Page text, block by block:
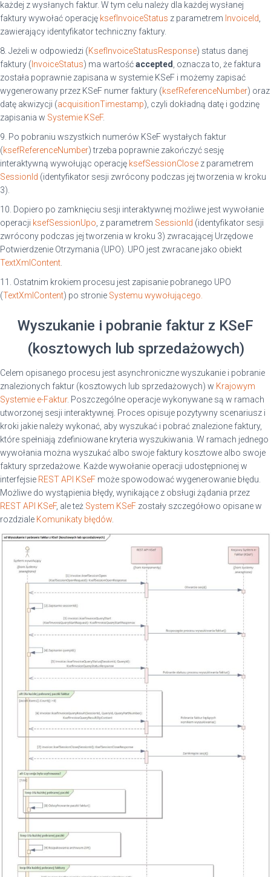
każdej z wysłanych faktur. W tym celu należy dla każdej wysłanej
faktury wywołać operację ksefInvoiceStatus z parametrem InvoiceId
zawierający identyfikator techniczny faktury.
8. Jeżeli w odpowiedzi (KsefInvoiceStatusResponse) status danej
faktury ( InvoiceStatus) ma wartośćaccepted
, oznacza to, że faktura
została poprawnie zapisana w systemie KSeF i możemy zapisać
wygenerowany przez KSeF numer faktury (ksefReferenceNumber) oraz
datę akwizycji (acquisitionTimestamp), czyli dokładną datę i godzinę
zapisania w Systemie KSeF.
9. Po pobraniu wszystkich numerów KSeF wystałych faktur
(ksefReferenceNumber) trzeba poprawnie zakończyć sesję
interaktywną wywołując operację ksefSessionClose z parametrem
SessionId (identyfikator sesji zwrócony podczas jej tworzenia w kroku
3).
10. Dopiero po zamknięciu sesji interaktywnej możliwe jest wywołanie
operacji ksefSessionUpo , z parametrem SessionId (identyfikator sesji
zwrócony podczas jej tworzenia w kroku 3) zwracającej Urzędowe
Potwierdzenie Otrzymania (UPO). UPO jest zwracane jako obiekt
TextXmlContent
11. Ostatnim krokiem procesu jest zapisanie pobranego UPO
(TextXmlContent) po stronie Systemu wywołującego.
Wyszukanie i pobranie faktur z KSeF
(kosztowych lub sprzedażowych)
Celem opisanego procesu jest asynchroniczne wyszukanie i pobranie
znalezionych faktur (kosztowych lub sprzedażowych) w Krajowym
Systemie e-Faktur. Poszczególne operacje wykonywane są w ramach
utworzonej sesji interaktywnej. Proces opisuje pozytywny scenariusz i
kroki jakie należy wykonać, aby wyszukać i pobrać znalezione faktury,
które spełniają zdefiniowane kryteria wyszukiwania. W ramach jednego
wywołania można wyszukać albo swoje faktury kosztowe albo swoje
faktury sprzedażowe. Każde wywołanie operacji udostępnionej w
interfejsie REST API KSeF może spowodować wygenerowanie błędu.
Możliwe do wystąpienia błędy, wynikające z obsługi żądania przez
REST API KSeF, ale też System KSeF zostały szczegółowo opisane w
rozdziale Komunikaty błędów